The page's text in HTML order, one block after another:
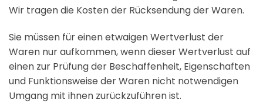
Wir tragen die Kosten der Rücksendung der Waren.
Sie müssen für einen etwaigen Wertverlust der
Waren nur aufkommen, wenn dieser Wertverlust auf
einen zur Prüfung der Beschaffenheit, Eigenschaften
und Funktionsweise der Waren nicht notwendigen
Umgang mit ihnen zurückzuführen ist.